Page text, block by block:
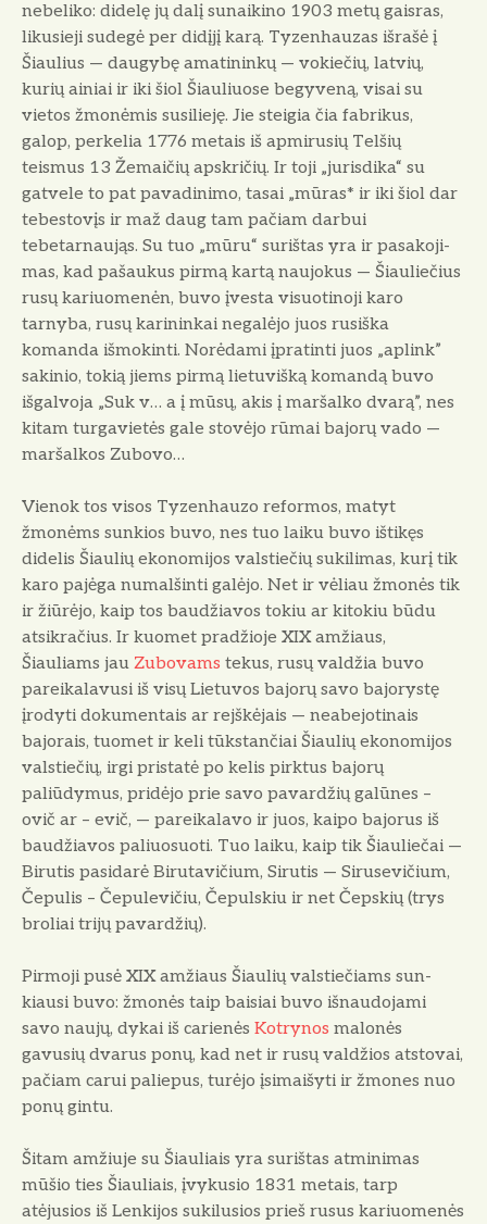
nebe­liko: didelę jų dalį sunaikino 1903 metų gaisras,
likusieji sudegė per didįjį karą. Tyzenhauzas išrašė į
Šiaulius — daugybę amatininkų — vokiečių, latvių,
kurių ainiai ir iki šiol Šiauliuose begyveną, visai su
vietos žmonėmis susi­lieję. Jie steigia čia fabrikus,
galop, perkelia 1776 metais iš apmirusių Telšių
teismus 13 Žemaičių apskričių. Ir toji „jurisdika“ su
gatvele to pat pavadinimo, tasai „mūras* ir iki šiol dar
tebestovįs ir maž daug tam pačiam darbui
tebetarnaująs. Su tuo „mūru“ surištas yra ir pasakoji­
mas, kad pašaukus pirmą kartą naujokus — Šiauliečius
rusų kariuomenėn, buvo įvesta visuotinoji karo
tarnyba, rusų karininkai negalėjo juos rusiška
komanda išmokinti. Norėdami įpratinti juos „aplink”
sakinio, tokią jiems pirmą lietuvišką komandą buvo
išgalvoja „Suk v… a į mūsų, akis į maršalko dvarą”, nes
kitam turgavietės gale stovėjo rūmai bajorų vado —
maršalkos Zubovo…
Vienok tos visos Tyzenhauzo reformos, matyt
žmonėms sunkios buvo, nes tuo laiku buvo ištikęs
didelis Šiaulių ekonomijos valstiečių sukilimas, kurį tik
karo pa­jėga numalšinti galėjo. Net ir vėliau žmonės tik
ir žiū­rėjo, kaip tos baudžiavos tokiu ar kitokiu būdu
atsikračius. Ir kuomet pradžioje XIX amžiaus,
Šiauliams jau Zubo­vams tekus, rusų valdžia buvo
pareikalavusi iš visų Lietu­vos bajorų savo bajorystę
įrodyti dokumentais ar rejškė­jais — neabejotinais
bajorais, tuomet ir keli tūkstančiai Šiau­lių ekonomijos
valstiečių, irgi pristatė po kelis pirktus ba­jorų
paliūdymus, pridėjo prie savo pavardžių galūnes –
ovič ar – evič, — pareikalavo ir juos, kaipo bajorus iš
baudžiavos paliuosuoti. Tuo laiku, kaip tik Šiauliečai —
Birutis pasi­darė Birutavičium, Sirutis — Sirusevičium,
Čepulis – Čepulevičiu, Čepulskiu ir net Čepskių (trys
broliai trijų pavardžių).
Pirmoji pusė XIX amžiaus Šiaulių valstiečiams sun­
kiausi buvo: žmonės taip baisiai buvo išnaudojami
savo naujų, dykai iš carienės Kotrynos malonės
gavusių dva­rus ponų, kad net ir rusų valdžios atstovai,
pačiam carui paliepus, turėjo įsimaišyti ir žmones nuo
ponų gintu.
Šitam amžiuje su Šiauliais yra surištas atminimas
mūšio ties Šiauliais, įvykusio 1831 metais, tarp
atėjusios iš Lenkijos sukilusios prieš rusus kariuomenės